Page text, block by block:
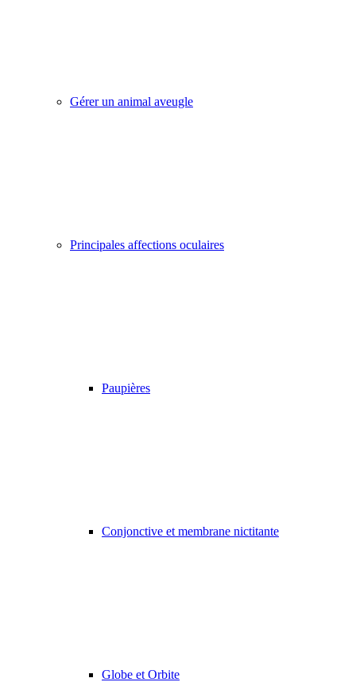
Gérer un animal aveugle
Principales affections oculaires
Paupières
Conjonctive et membrane nictitante
Globe et Orbite